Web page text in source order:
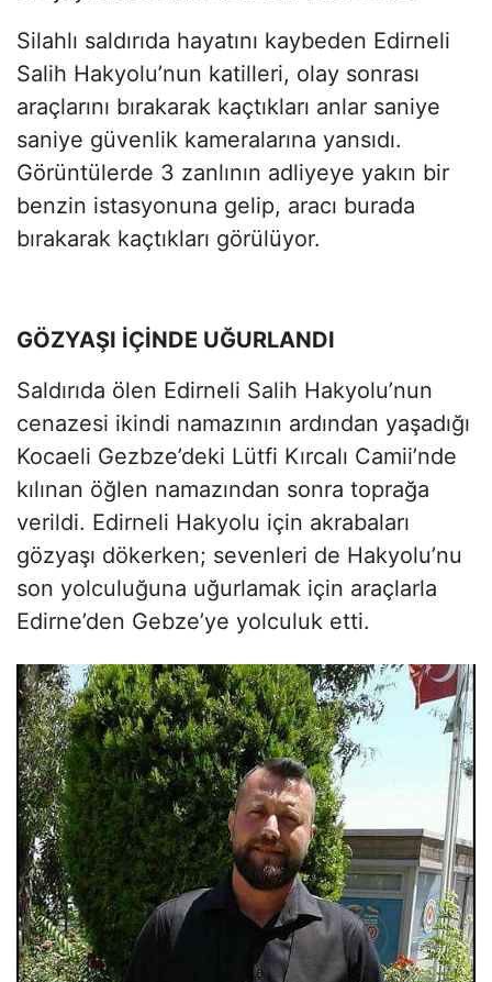
Silahlı saldırıda hayatını kaybeden Edirneli
Salih Hakyolu’nun katilleri, olay sonrası
araçlarını bırakarak kaçtıkları anlar saniye
saniye güvenlik kameralarına yansıdı.
Görüntülerde 3 zanlının adliyeye yakın bir
benzin istasyonuna gelip, aracı burada
bırakarak kaçtıkları görülüyor.
GÖZYAŞI İÇİNDE UĞURLANDI
Saldırıda ölen Edirneli Salih Hakyolu’nun
cenazesi ikindi namazının ardından yaşadığı
Kocaeli Gezbze’deki Lütfi Kırcalı Camii’nde
kılınan öğlen namazından sonra toprağa
verildi. Edirneli Hakyolu için akrabaları
gözyaşı dökerken; sevenleri de Hakyolu’nu
son yolculuğuna uğurlamak için araçlarla
Edirne’den Gebze’ye yolculuk etti.